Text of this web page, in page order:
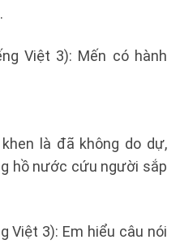
Việt 3): Mến có hành
là đã không do dự,
hồ nước cứu người sắp
Việt 3): Em hiểu câu nói